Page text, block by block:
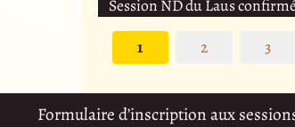
Session ND du Laus
1
2 3
Formulaire d’inscription aux